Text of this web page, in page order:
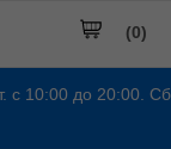
с 10:00 до 20:00. Сб
(0)